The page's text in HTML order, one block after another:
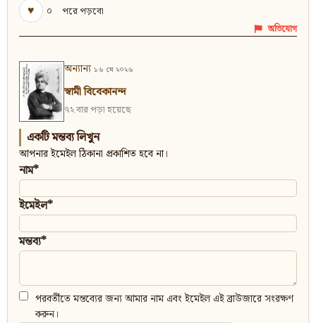
♥
০ পরে পড়বো
অভিযোগ
অন্যান্য ১৬ মে ২০২৬
স্বামী বিবেকানন্দ
৭২ বার পড়া হয়েছে
একটি মন্তব্য লিখুন
আপনার ইমেইল ঠিকানা প্রকাশিত হবে না।
নাম*
ইমেইল*
মন্তব্য*
পরবর্তীতে মন্তব্যের জন্য আমার নাম এবং ইমেইল এই ব্রাউজারে সংরক্ষণ
করুন।